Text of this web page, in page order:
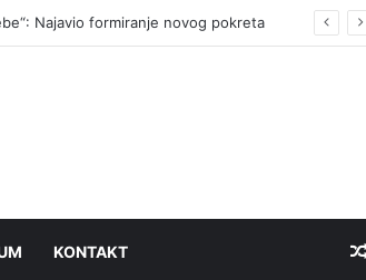
Najavio formiranje novog pokreta
KONTAKT